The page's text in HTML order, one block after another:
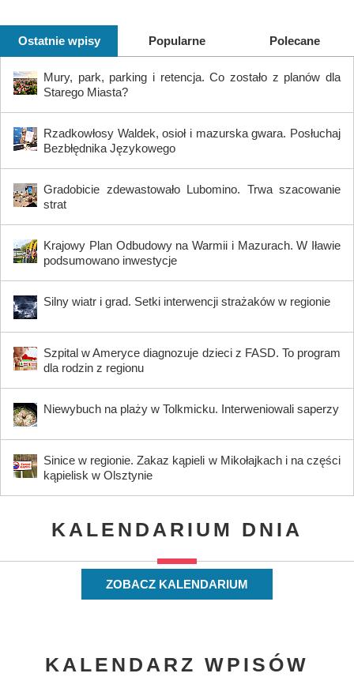
Ostatnie wpisy Popularne Polecane
Mury, park, parking i retencja. Co zostało z planów dla
Starego Miasta?
Rzadkowłosy Waldek, osioł i mazurska gwara. Posłuchaj
Bezbłędnika Językowego
Gradobicie zdewastowało Lubomino. Trwa szacowanie
strat
Krajowy Plan Odbudowy na Warmii i Mazurach. W Iławie
podsumowano inwestycje
Silny wiatr i grad. Setki interwencji strażaków w regionie
Szpital w Ameryce diagnozuje dzieci z FASD. To program
dla rodzin z regionu
Niewybuch na plaży w Tolkmicku. Interweniowali saperzy
Sinice w regionie. Zakaz kąpieli w Mikołajkach i na części
kąpielisk w Olsztynie
KALENDARIUM DNIA
ZOBACZ KALENDARIUM
KALENDARZ WPISÓW